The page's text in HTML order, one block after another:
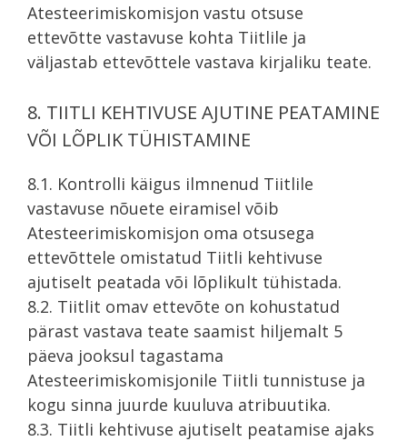
Atesteerimiskomisjon vastu otsuse
ettevõtte vastavuse kohta Tiitlile ja
väljastab ettevõttele vastava kirjaliku teate.
8. TIITLI KEHTIVUSE AJUTINE PEATAMINE
VÕI LÕPLIK TÜHISTAMINE
8.1. Kontrolli käigus ilmnenud Tiitlile
vastavuse nõuete eiramisel võib
Atesteerimiskomisjon oma otsusega
ettevõttele omistatud Tiitli kehtivuse
ajutiselt peatada või lõplikult tühistada.
8.2. Tiitlit omav ettevõte on kohustatud
pärast vastava teate saamist hiljemalt 5
päeva jooksul tagastama
Atesteerimiskomisjonile Tiitli tunnistuse ja
kogu sinna juurde kuuluva atribuutika.
8.3. Tiitli kehtivuse ajutiselt peatamise ajaks